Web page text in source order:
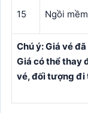
15 Ngồi
Chú ý: Giá vé
Giá có thể thay
vé, đối tượng đi